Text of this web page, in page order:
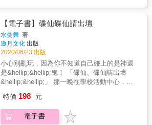
一個個變態殺人狂比鬼更殘暴恐怖、更會逃竄
隱匿， 透過令涼天賦異稟的領魂能力，塵封許
久的懸案一一解封！ 犧牲若是必然，那起碼要
值得。 既然帶有天命來到這個世界上，那我就
做吧！
復的人，偏偏她卻領到了任務，還有不歸事務
所管的女鬼要殺他，欸欸，搞清楚啊，學長是
她的目標，歸她管好嗎？
【電子書】碟仙碟仙請出壇
水曼舞 著
邀月文化 出版
2020/06/23 出版
小心別亂玩，因為你不知道自己碰上的是神還
是&hellip;&hellip;鬼！ 「碟仙、碟仙請出壇
&hellip;&hellip;」 那一晚在學校活動中心，他
怒了碟仙， 突然發生莫名爆裂，當場有人血流
如注搶救無效， 他們原以為離開就能得救， 可
接二連三的離奇意外讓倖存者一個個減少， 遭
特價 198 元
電子書